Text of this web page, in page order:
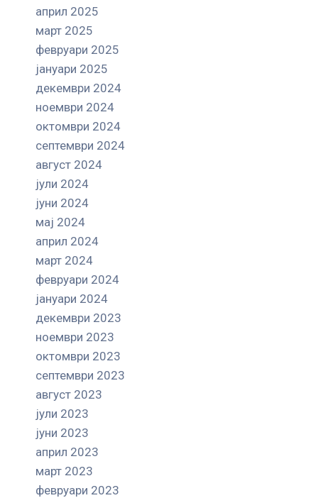
април 2025
март 2025
февруари 2025
јануари 2025
декември 2024
ноември 2024
октомври 2024
септември 2024
август 2024
јули 2024
јуни 2024
мај 2024
април 2024
март 2024
февруари 2024
јануари 2024
декември 2023
ноември 2023
октомври 2023
септември 2023
август 2023
јули 2023
јуни 2023
април 2023
март 2023
февруари 2023